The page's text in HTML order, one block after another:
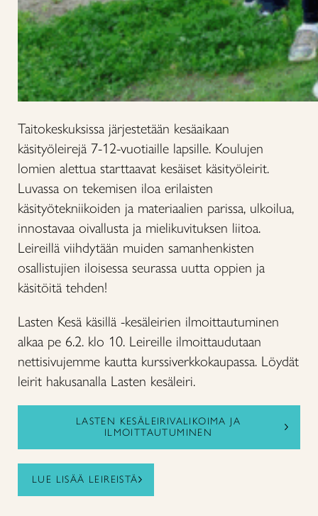
Taitokeskuksissa järjestetään kesäaikaan
käsityöleirejä 7-12-vuotiaille lapsille. Koulujen
lomien alettua starttaavat kesäiset käsityöleirit.
Luvassa on tekemisen iloa erilaisten
käsityötekniikoiden ja materiaalien parissa, ulkoilua,
innostavaa oivallusta ja mielikuvituksen liitoa.
Leireillä viihdytään muiden samanhenkisten
osallistujien iloisessa seurassa uutta oppien ja
käsitöitä tehden!
Lasten Kesä käsillä -kesäleirien ilmoittautuminen
alkaa pe 6.2. klo 10. Leireille ilmoittaudutaan
nettisivujemme kautta kurssiverkkokaupassa. Löydät
leirit hakusanalla Lasten kesäleiri.
LASTEN KESÄLEIRIVALIKOIMA JA
ILMOITTAUTUMINEN
LUE LISÄÄ LEIREISTÄ